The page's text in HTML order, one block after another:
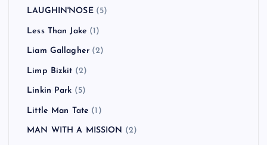
LAUGHIN'NOSE(5)
Less Than Jake (1)
Liam Gallagher (2)
Limp Bizkit (2)
Linkin Park (5)
Little Man Tate (1)
MAN WITH A MISSION (2)